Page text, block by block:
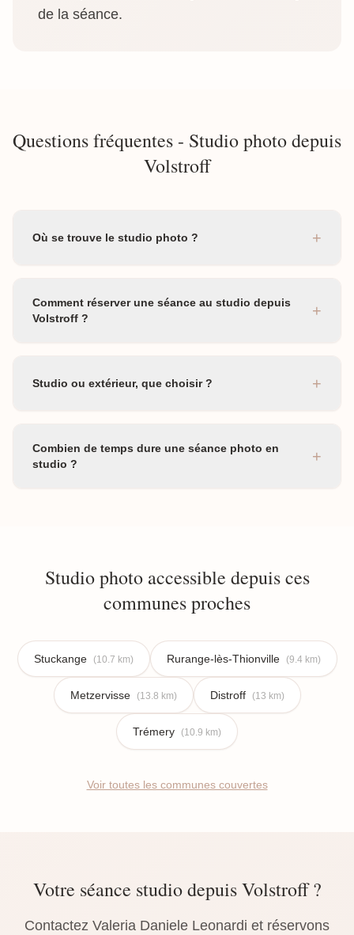
de la séance.
Questions fréquentes - Studio photo depuis
Volstroff
Où se trouve le studio photo ? +
Comment réserver une séance au studio depuis
Volstroff ?
+
Studio ou extérieur, que choisir ? +
Combien de temps dure une séance photo en
studio ?
+
Studio photo accessible depuis ces
communes proches
Stuckange (10.7 km) Rurange-lès-Thionville (9.4 km)
Metzervisse (13.8 km) Distroff (13 km)
Trémery (10.9 km)
Voir toutes les communes couvertes
Votre séance studio depuis Volstroff ?
Contactez Valeria Daniele Leonardi et réservons